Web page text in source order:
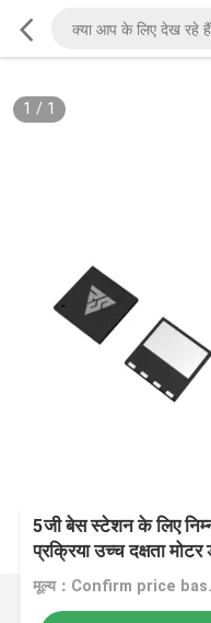
1 / 1
5जी बेस स्टेशन के लिए
प्रक्रिया उच्च दक्षता मोटर
मूल्य：